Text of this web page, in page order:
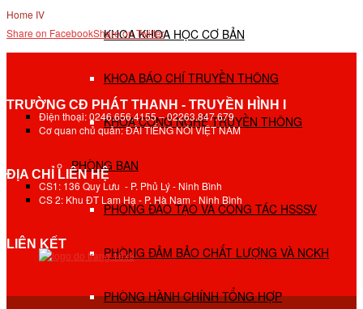
KHOA KHOA HỌC CƠ BẢN
KHOA BÁO CHÍ TRUYỀN THÔNG
KHOA CÔNG NGHỆ TRUYỀN THÔNG
PHÒNG BAN
PHÒNG ĐÀO TẠO VÀ CÔNG TÁC HSSSV
PHÒNG ĐẢM BẢO CHẤT LƯỢNG VÀ NCKH
PHÒNG HÀNH CHÍNH TỔNG HỢP
Home IV
Share on FacebookShare on Twitter
TRƯỜNG CĐ PHÁT THANH - TRUYỀN HÌNH I
Điện thoại: 0246.656.4155 – 02263.847.679
Cơ quan chủ quản: ĐÀI TIẾNG NÓI VIỆT NAM
ĐỊA CHỈ LIÊN HỆ
CS1: 136 Quy Lưu - P. Phủ Lý - Ninh Bình
CS 2: Khu ĐT Lam Hạ - P. Hà Nam - Ninh Bình
LIÊN KẾT